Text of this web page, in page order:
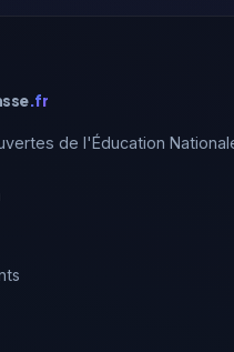
.fr
de l'Éducation